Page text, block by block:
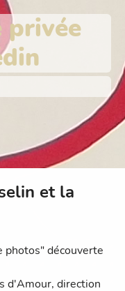
privée
et la
photos" découverte
d'Amour, direction